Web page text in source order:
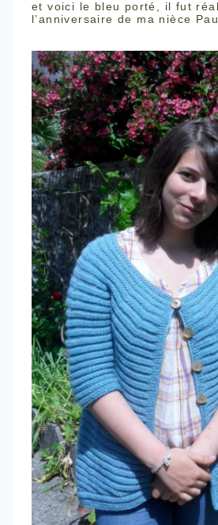
et voici le bleu porté, il fut
l’anniversaire de ma nièce